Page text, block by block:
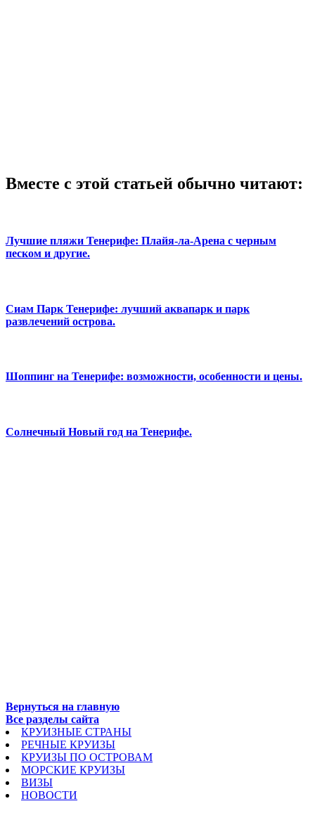
Вместе с этой статьей обычно читают:
Лучшие пляжи Тенерифе: Плайя-ла-Арена с черным
песком и другие.
Сиам Парк Тенерифе: лучший аквапарк и парк
развлечений острова.
Шоппинг на Тенерифе: возможности, особенности и цены.
Солнечный Новый год на Тенерифе.
Вернуться на главную
Все разделы сайта
КРУИЗНЫЕ СТРАНЫ
РЕЧНЫЕ КРУИЗЫ
КРУИЗЫ ПО ОСТРОВАМ
МОРСКИЕ КРУИЗЫ
ВИЗЫ
НОВОСТИ